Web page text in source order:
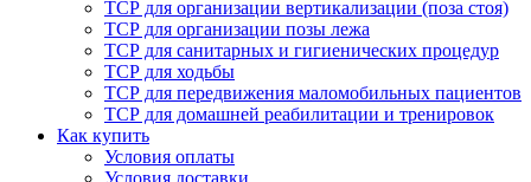
ТСР для организации вертикализации (поза стоя)
ТСР для организации позы лежа
ТСР для санитарных и гигиенических процедур
ТСР для ходьбы
ТСР для передвижения маломобильных пациентов
ТСР для домашней реабилитации и тренировок
Как купить
Условия оплаты
Условия доставки